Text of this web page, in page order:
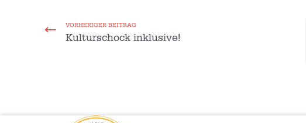
VORHERIGER BEITRAG
Kulturschock inklusive!